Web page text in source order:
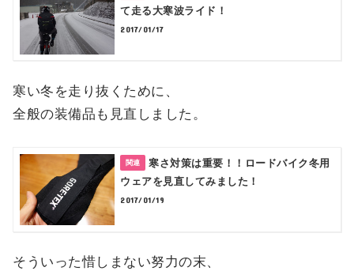
て走る大寒波ライド！
2017/01/17
寒い冬を走り抜くために、
全般の装備品も見直しました。
寒さ対策は重要！！ロードバイク冬用
ウェアを見直してみました！
2017/01/19
そういった惜しまない努力の末、